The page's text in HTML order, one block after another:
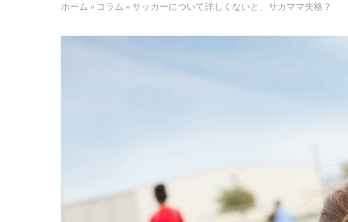
ホーム » コラム » サッカーについて詳しくないと、サカママ失格？